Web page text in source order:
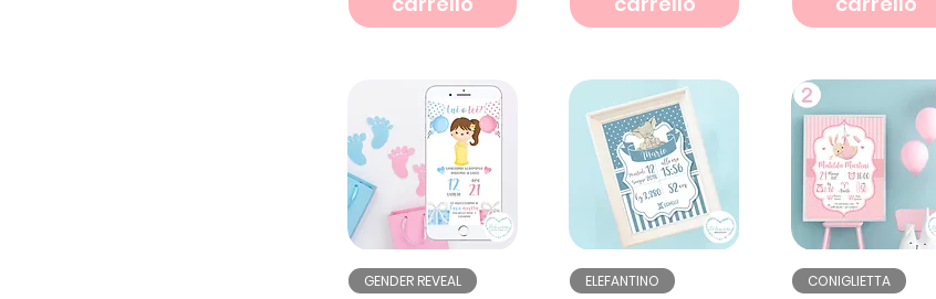
Vista rapida
GENDER REVEAL Vista rapida
ELEFANTINO Vista rapida
CONIGLIETTA